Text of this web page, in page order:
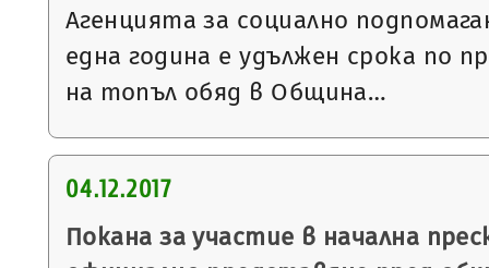
Агенцията за социално
една година е удължен срока по
на топъл обяд в Община…
04.12.2017
Покана за участие в начална